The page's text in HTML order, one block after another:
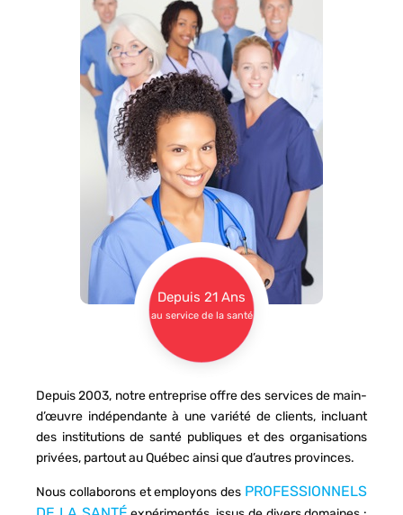
au service de la santé
Depuis 21 Ans
Depuis 2003, notre entreprise offre des services de main-
d’œuvre indépendante à une variété de clients, incluant
des institutions de santé publiques et des organisations
privées, partout au Québec ainsi que d’autres provinces.
Nous collaborons et employons des PROFESSIONNELS